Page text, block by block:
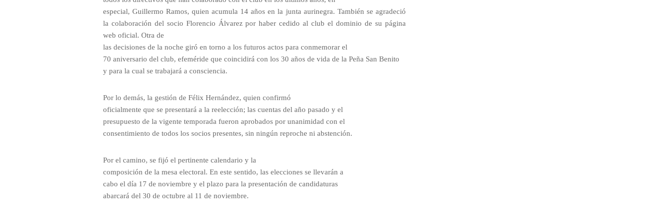
especial, Guillermo Ramos, quien acumula 14 años en la junta aurinegra. También se agradeció
la colaboración del socio Florencio Álvarez por haber cedido al club el dominio de su página
web oficial. Otra de
las decisiones de la noche giró en torno a los futuros actos para conmemorar el
70 aniversario del club, efeméride que coincidirá con los 30 años de vida de la Peña San Benito
y para la cual se trabajará a consciencia.
Por lo demás, la gestión de Félix Hernández, quien confirmó
oficialmente que se presentará a la reelección; las cuentas del año pasado y el
presupuesto de la vigente temporada fueron aprobados por unanimidad con el
consentimiento de todos los socios presentes, sin ningún reproche ni abstención.
Por el camino, se fijó el pertinente calendario y la
composición de la mesa electoral. En este sentido, las elecciones se llevarán a
cabo el día 17 de noviembre y el plazo para la presentación de candidaturas
abarcará del 30 de octubre al 11 de noviembre.